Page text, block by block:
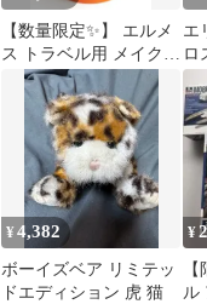
【数量限定✨】 エルメ
ス トラベル用 メイクブ
ラシセット
エ
ロ
ス
ray
¥4,382
ボーイズベア リミテッ
ドエディション 虎 猫
¥
ル